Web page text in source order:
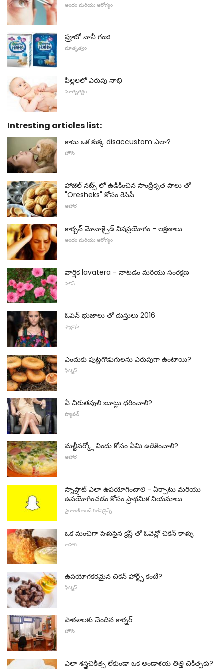
అందం మరియు ఆరోగ్యం
ఫ్రూటో నానీ గంజి
మాతృత్వం
పిల్లలలో ఎరుపు నాభి
మాతృత్వం
Intresting articles list:
కాటు ఒక కుక్క disaccustom ఎలా?
హౌస్
హాజెల్ నట్స్ లో ఉడికించిన సాంద్రీకృత పాలు తో
"Oresheks" కోసం రెసిపీ
ఆహార
కార్బన్ మోనాక్సైడ్ విషప్రయోగం - లక్షణాలు
అందం మరియు ఆరోగ్యం
వార్షిక lavatera - నాటడం మరియు సంరక్షణ
హౌస్
ఓపెన్ భుజాలు తో దుస్తులు 2016
ఫ్యాషన్
ఎందుకు పుట్టగొడుగులను ఎరుపుగా ఉంటాయి?
ఫిట్నెస్
ఏ చిరుతపులి బూట్లు ధరించాలి?
ఫ్యాషన్
మల్టీవర్క్లో విందు కోసం ఏమి ఉడికించాలి?
ఆహార
స్నాప్షాట్ ఎలా ఉపయోగించాలి - ఏర్పాటు మరియు
ఉపయోగించడం కోసం ప్రాథమిక నియమాలు
సైకాలజీ అండ్ రిలేషన్షిప్స్
ఒక మంచిగా పెళుసైన క్రస్ట్ తో ఓవెన్లో చికెన్ కాళ్ళు
ఆహార
ఉపయోగకరమైన చికెన్ హార్ట్స్ కంటే?
ఫిట్నెస్
పాఠశాలకు చెందిన కార్నర్
హౌస్
ఎలా శస్త్రచికిత్స లేకుండా ఒక అండాశయ తిత్తి చికిత్సకు?